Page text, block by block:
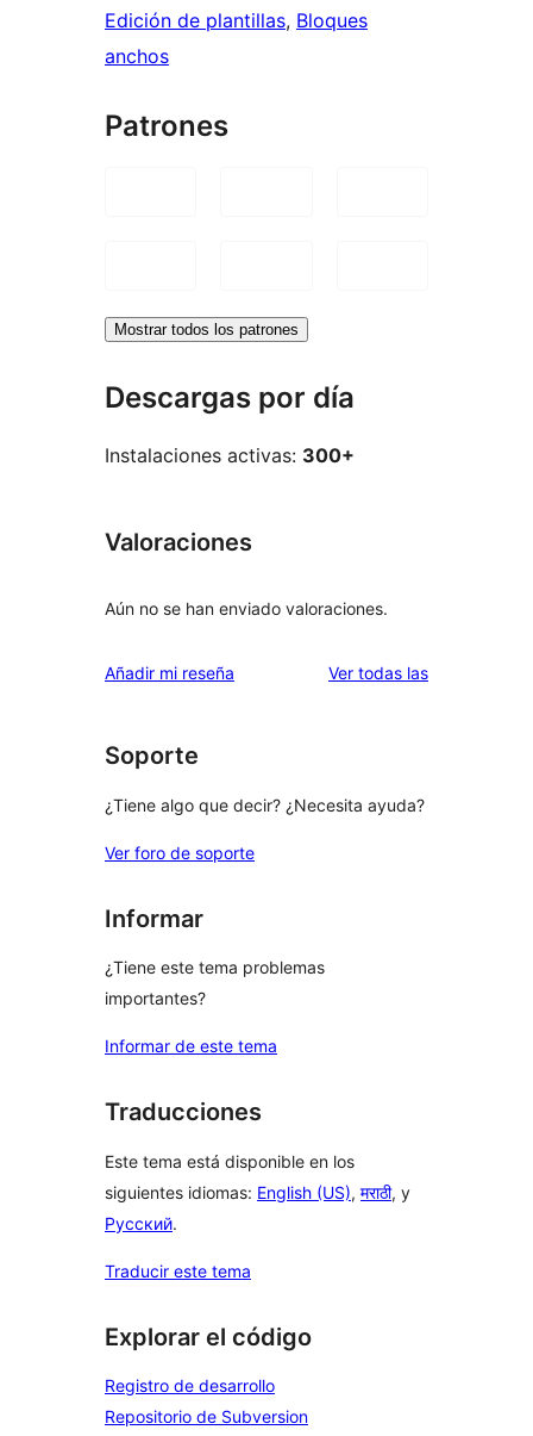
Edición de plantillas, Bloques
anchos
Patrones
Mostrar todos los patrones
Descargas por día
Instalaciones activas: 300+
Valoraciones
Aún no se han enviado valoraciones.
Añadir mi reseña Ver todas lasvaloraciones
Soporte
¿Tiene algo que decir? ¿Necesita ayuda?
Ver foro de soporte
Informar
¿Tiene este tema problemas
importantes?
Informar de este tema
Traducciones
Este tema está disponible en los
siguientes idiomas: English (US), मराठी, y
Русский.
Traducir este tema
Explorar el código
Registro de desarrollo
Repositorio de Subversion